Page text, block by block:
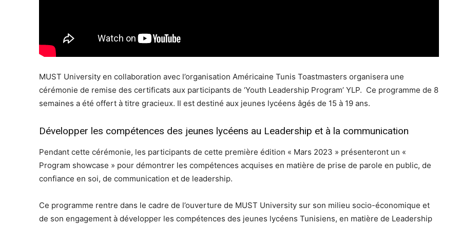
MUST University en collaboration avec l’organisation Américaine Tunis Toastmasters organisera une
cérémonie de remise des certificats aux participants de ‘Youth Leadership Program’ YLP. Ce programme de 8
semaines a été offert à titre gracieux. Il est destiné aux jeunes lycéens âgés de 15 à 19 ans.
Développer les compétences des jeunes lycéens au Leadership et à la communication
Pendant cette cérémonie, les participants de cette première édition « Mars 2023 » présenteront un «
Program showcase » pour démontrer les compétences acquises en matière de prise de parole en public, de
confiance en soi, de communication et de leadership.
Ce programme rentre dans le cadre de l’ouverture de MUST University sur son milieu socio-économique et
de son engagement à développer les compétences des jeunes lycéens Tunisiens, en matière de Leadership